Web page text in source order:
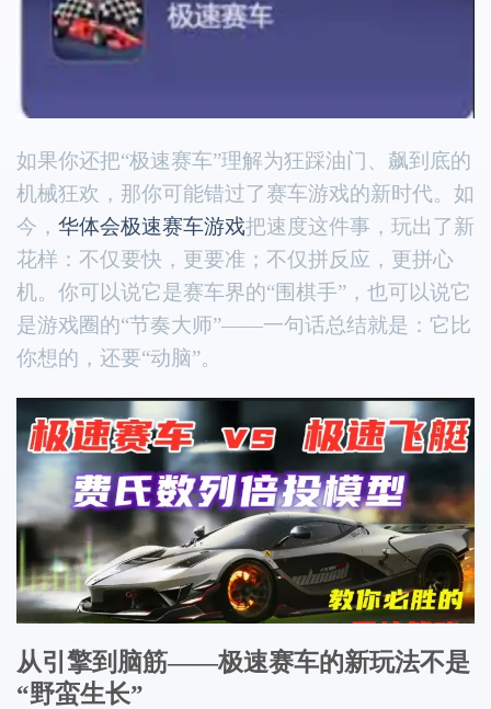
如果你还把“极速赛车”理解为狂踩油门、飙到底的
机械狂欢，那你可能错过了赛车游戏的新时代。如
今， 华体会极速赛车游戏把速度这件事，玩出了新
花样：不仅要快，更要准；不仅拼反应，更拼心
机。你可以说它是赛车界的“围棋手”，也可以说它
是游戏圈的“节奏大师”——一句话总结就是：它比
你想的，还要“动脑”。
从引擎到脑筋——极速赛车的新玩法不是
“野蛮生长”